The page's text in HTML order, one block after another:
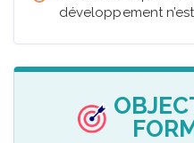
développement